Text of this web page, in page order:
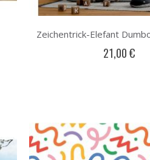
Zeichentrick-Elefant
21,00 €